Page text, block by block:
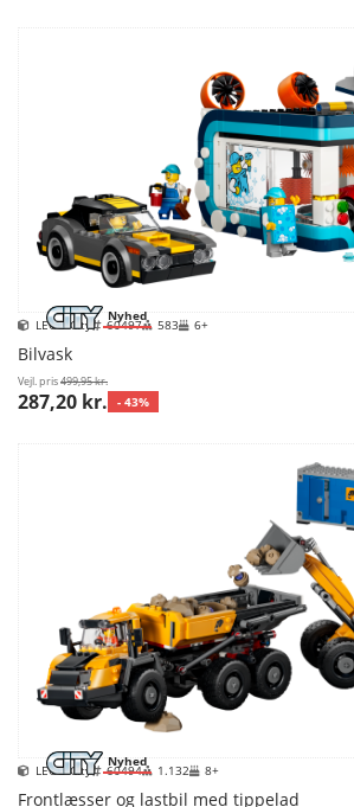
Nyhed
LEGO City 60497 583 6+
Bilvask
Vejl. pris499,95 kr.
287,20 kr. - 43%
Nyhed
LEGO City 60494 1.132 8+
Frontlæsser og lastbil med tippelad